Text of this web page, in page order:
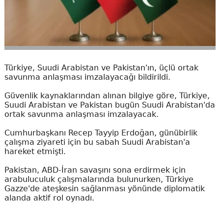
Türkiye, Suudi Arabistan ve Pakistan'ın, üçlü ortak
savunma anlaşması imzalayacağı bildirildi.
Güvenlik kaynaklarından alınan bilgiye göre, Türkiye,
Suudi Arabistan ve Pakistan bugün Suudi Arabistan'da
ortak savunma anlaşması imzalayacak.
Cumhurbaşkanı Recep Tayyip Erdoğan, günübirlik
çalışma ziyareti için bu sabah Suudi Arabistan'a
hareket etmişti.
Pakistan, ABD-İran savaşını sona erdirmek için
arabuluculuk çalışmalarında bulunurken, Türkiye
Gazze'de ateşkesin sağlanması yönünde diplomatik
alanda aktif rol oynadı.